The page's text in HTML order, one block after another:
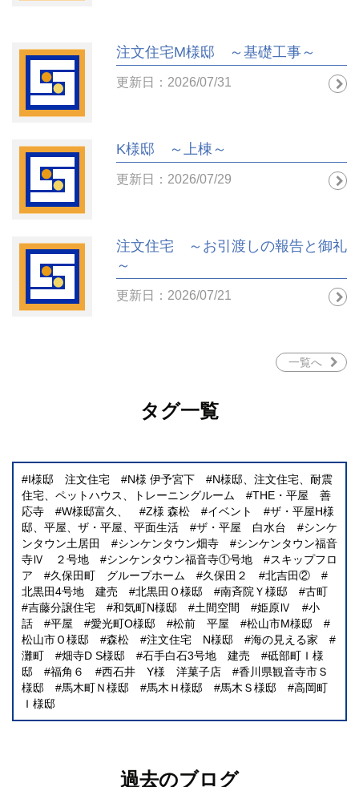
注文住宅M様邸 ～基礎工事～
更新日：2026/07/31
K様邸 ～上棟～
更新日：2026/07/29
注文住宅 ～お引渡しの報告と御礼
～
更新日：2026/07/21
一覧へ
タグ一覧
I様邸 注文住宅 N様 伊予宮下
N様邸、注文住宅、耐震
住宅、ペットハウス、トレーニングルーム
THE・平屋 善
応寺
W様邸富久、 Z様 森松 イベント
ザ・平屋H様
邸、平屋、ザ・平屋、平面生活
ザ・平屋 白水台
シンケ
ンタウン土居田
シンケンタウン畑寺
シンケンタウン福音
寺Ⅳ ２号地
シンケンタウン福音寺①号地
スキップフロ
ア
久保田町 グループホーム 久保田２
北吉田②
北黒田4号地 建売
北黒田Ｏ様邸 南斉院Ｙ様邸
古町
吉藤分譲住宅
和気町N様邸 土間空間 姫原Ⅳ
小
話
平屋 愛光町O様邸 松前 平屋
松山市M様邸
松山市Ｏ様邸
森松 注文住宅 N様邸
海の見える家
灘町
畑寺D S様邸 石手白石3号地 建売
砥部町Ｉ様
邸
福角６ 西石井 Y様 洋菓子店
香川県観音寺市Ｓ
様邸
馬木町Ｎ様邸 馬木Ｈ様邸 馬木Ｓ様邸
高岡町
Ｉ様邸
過去のブログ